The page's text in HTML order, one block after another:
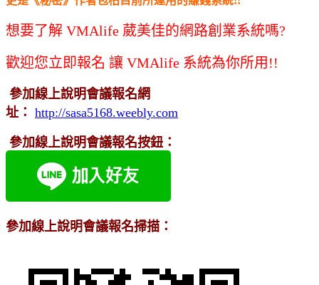
想要了解 VMAlife 葳美佳的網路創業系統嗎?
歡迎您立即報名 讓 VMAlife 系統為你所用!!
參加線上說明會議報名網
址： http://sasa5168.weebly.com
參加線上說明會議報名按鈕：
參加線上說明會議報名掃描：